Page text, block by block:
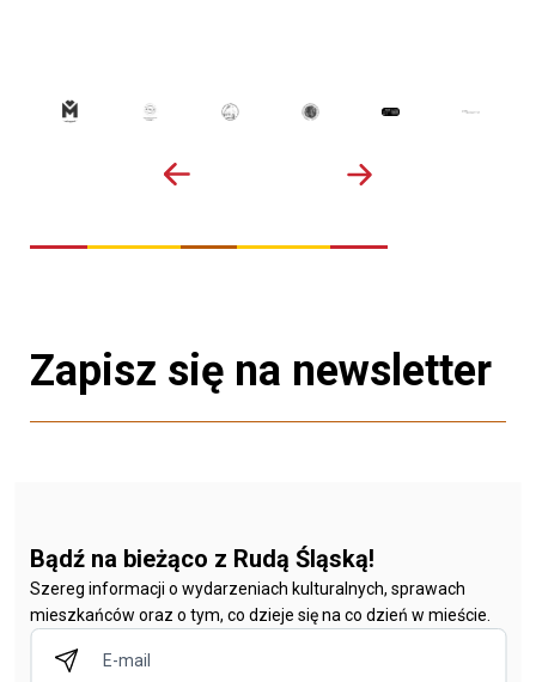
Zapisz się na newsletter
Bądź na bieżąco z Rudą Śląską!
Szereg informacji o wydarzeniach kulturalnych, sprawach
mieszkańców oraz o tym, co dzieje się na co dzień w mieście.